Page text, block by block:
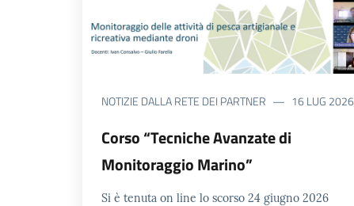
NOTIZIE DALLA RETE DEI PARTNER 16 LUG 2026
Corso “Tecniche Avanzate di
Monitoraggio Marino”
Si è tenuta on line lo scorso 24 giugno 2026